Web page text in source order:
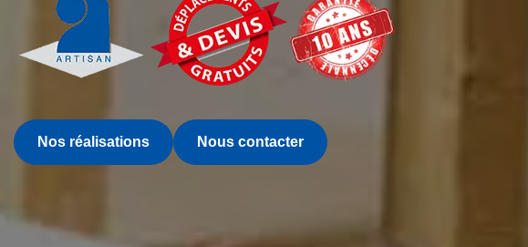
Nos réalisations Nous contacter